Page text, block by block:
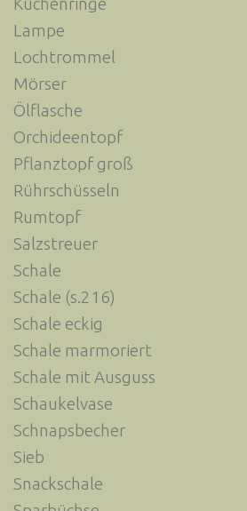
Kuchenringe
Lampe
Lochtrommel
Mörser
Ölflasche
Orchideentopf
Pflanztopf groß
Rührschüsseln
Rumtopf
Salzstreuer
Schale
Schale (s.216)
Schale eckig
Schale marmoriert
Schale mit Ausguss
Schaukelvase
Schnapsbecher
Sieb
Snackschale